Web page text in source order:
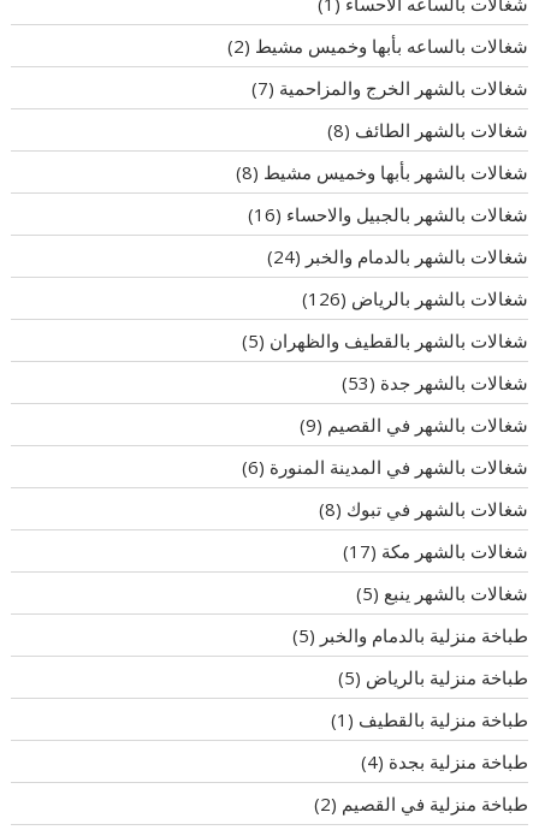
شغالات بالساعه بأبها وخميس مشيط (2)
شغالات بالشهر الخرج والمزاحمية (7)
شغالات بالشهر الطائف (8)
شغالات بالشهر بأبها وخميس مشيط (8)
شغالات بالشهر بالجبيل والاحساء (16)
شغالات بالشهر بالدمام والخبر (24)
شغالات بالشهر بالرياض (126)
شغالات بالشهر بالقطيف والظهران (5)
شغالات بالشهر جدة (53)
شغالات بالشهر في القصيم (9)
شغالات بالشهر في المدينة المنورة (6)
شغالات بالشهر في تبوك (8)
شغالات بالشهر مكة (17)
شغالات بالشهر ينبع (5)
طباخة منزلية بالدمام والخبر (5)
طباخة منزلية بالرياض (5)
طباخة منزلية بالقطيف (1)
طباخة منزلية بجدة (4)
طباخة منزلية في القصيم (2)